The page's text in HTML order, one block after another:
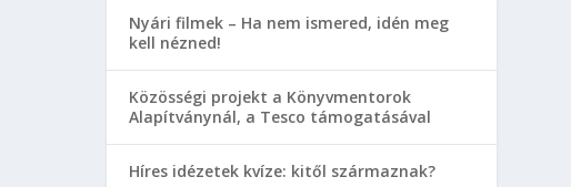
Nyári filmek – Ha nem ismered, idén meg
kell nézned!
Közösségi projekt a Könyvmentorok
Alapítványnál, a Tesco támogatásával
Híres idézetek kvíze: kitől származnak?